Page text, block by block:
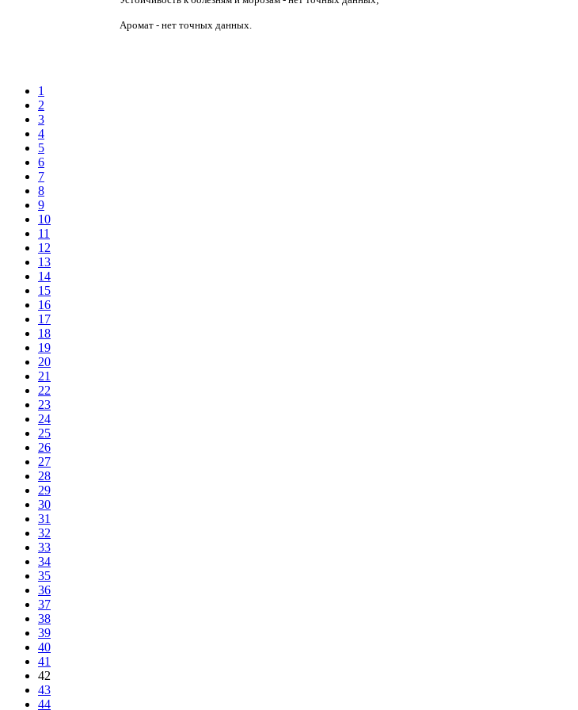
Аромат - нет точных данных.
1
2
3
4
5
6
7
8
9
10
11
12
13
14
15
16
17
18
19
20
21
22
23
24
25
26
27
28
29
30
31
32
33
34
35
36
37
38
39
40
41
42
43
44